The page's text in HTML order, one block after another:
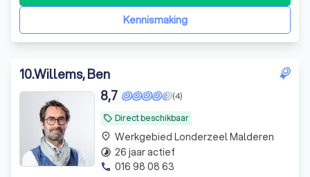
Kennismaking
10.Willems, Ben
local_offer Direct beschikbaar
(4)
8,7
place Werkgebied Londerzeel Malderen
timelapse 26 jaar actief
phone 016 98 08 63